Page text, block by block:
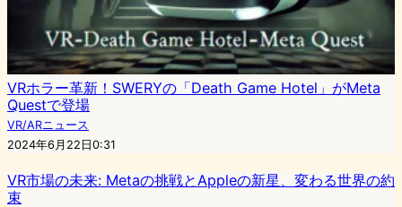
VRホラー革新！SWERYの「Death Game Hotel」がMeta
Questで登場
VR/ARニュース
2024年6月22日0:31
VR市場の未来: Metaの挑戦とAppleの新星、変わる世界の約
束